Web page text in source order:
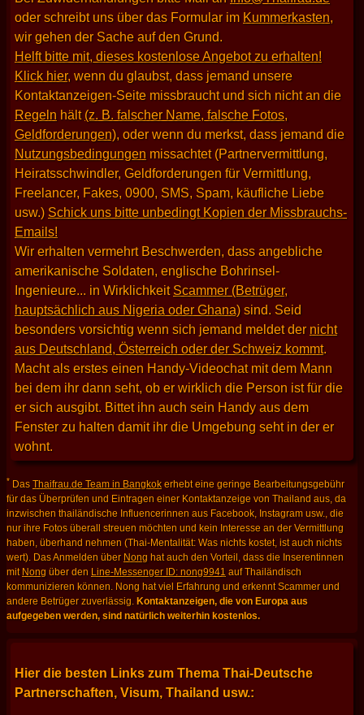
oder schreibt uns über das Formular im Kummerkasten,
wir gehen der Sache auf den Grund.
Helft bitte mit, dieses kostenlose Angebot zu erhalten!
Klick hier, wenn du glaubst, dass jemand unsere
Kontaktanzeigen-Seite missbraucht und sich nicht an die
Regeln hält (z. B. falscher Name, falsche Fotos,
Geldforderungen), oder wenn du merkst, dass jemand die
Nutzungsbedingungen missachtet (Partnervermittlung,
Heiratsschwindler, Geldforderungen für Vermittlung,
Freelancer, Fakes, 0900, SMS, Spam, käufliche Liebe
usw.) Schick uns bitte unbedingt Kopien der Missbrauchs-
Emails!
Wir erhalten vermehrt Beschwerden, dass angebliche
amerikanische Soldaten, englische Bohrinsel-
Ingenieure... in Wirklichkeit Scammer (Betrüger,
hauptsächlich aus Nigeria oder Ghana)sind. Seid
besonders vorsichtig wenn sich jemand meldet der nicht
aus Deutschland, Österreich oder der Schweiz kommt.
Macht als erstes einen Handy-Videochat mit dem Mann
bei dem ihr dann seht, ob er wirklich die Person ist für die
er sich ausgibt. Bittet ihn auch sein Handy aus dem
Fenster zu halten damit ihr die Umgebung seht in der er
wohnt.
* Das Thaifrau.de Team in Bangkok erhebt eine geringe Bearbeitungsgebühr
für das Überprüfen und Eintragen einer Kontaktanzeige von Thailand aus, da
inzwischen thailändische Influencerinnen aus Facebook, Instagram usw., die
nur ihre Fotos überall streuen möchten und kein Interesse an der Vermittlung
haben, überhand nehmen (Thai-Mentalität: Was nichts kostet, ist auch nichts
wert). Das Anmelden über Nong hat auch den Vorteil, dass die Inserentinnen
mit Nong über den Line-Messenger ID: nong9941 auf Thailändisch
kommunizieren können. Nong hat viel Erfahrung und erkennt Scammer und
andere Betrüger zuverlässig. Kontaktanzeigen, die von Europa aus
aufgegeben werden, sind natürlich weiterhin kostenlos.
Hier die besten Links zum Thema Thai-Deutsche
Partnerschaften, Visum, Thailand usw.: